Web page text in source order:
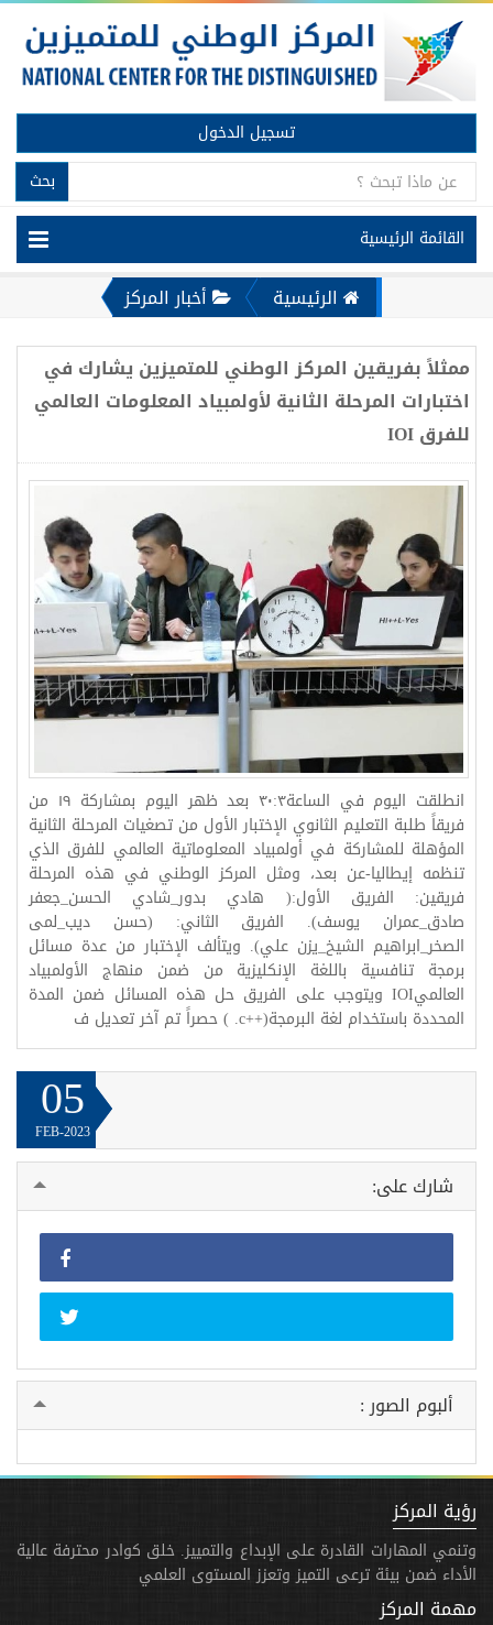
تسجيل الدخول
بحث
القائمة الرئيسية
الرئيسية أخبار المركز
ممثلاً بفريقين المركز الوطني للمتميزين يشارك في
اختبارات المرحلة الثانية لأولمبياد المعلومات العالمي
للفرق IOI
انطلقت اليوم في الساعة٣٠:٣ بعد ظهر اليوم بمشاركة ١٩ من
فريقاً طلبة التعليم الثانوي الإختبار الأول من تصغيات المرحلة الثانية
المؤهلة للمشاركة في أولمبياد المعلوماتية العالمي للفرق الذي
تنظمه إيطاليا-عن بعد، ومثل المركز الوطني في هذه المرحلة
فريقين: الفريق الأول:( هادي بدور_شادي الحسن_جعفر
صادق_عمران يوسف). الفريق الثاني: (حسن ديب_لمى
الصخر_ابراهيم الشيخ_يزن علي). ويتألف الإختبار من عدة مسائل
برمجة تنافسية باللغة الإنكليزية من ضمن منهاج الأولمبياد
العالميIOI ويتوجب على الفريق حل هذه المسائل ضمن المدة
المحددة باستخدام لغة البرمجة(++c. ) حصراً تم آخر تعديل ف
05
FEB-2023
شارك على:
ألبوم الصور :
رؤية المركز
وتنمي المهارات القادرة على الإبداع والتمييز. خلق كوادر محترفة عالية
الأداء ضمن بيئة ترعى التميز وتعزز المستوى العلمي
مهمة المركز